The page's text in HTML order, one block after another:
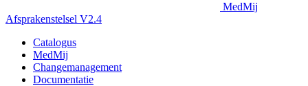
MedMij
Afsprakenstelsel V2.4
Catalogus
MedMij
Changemanagement
Documentatie